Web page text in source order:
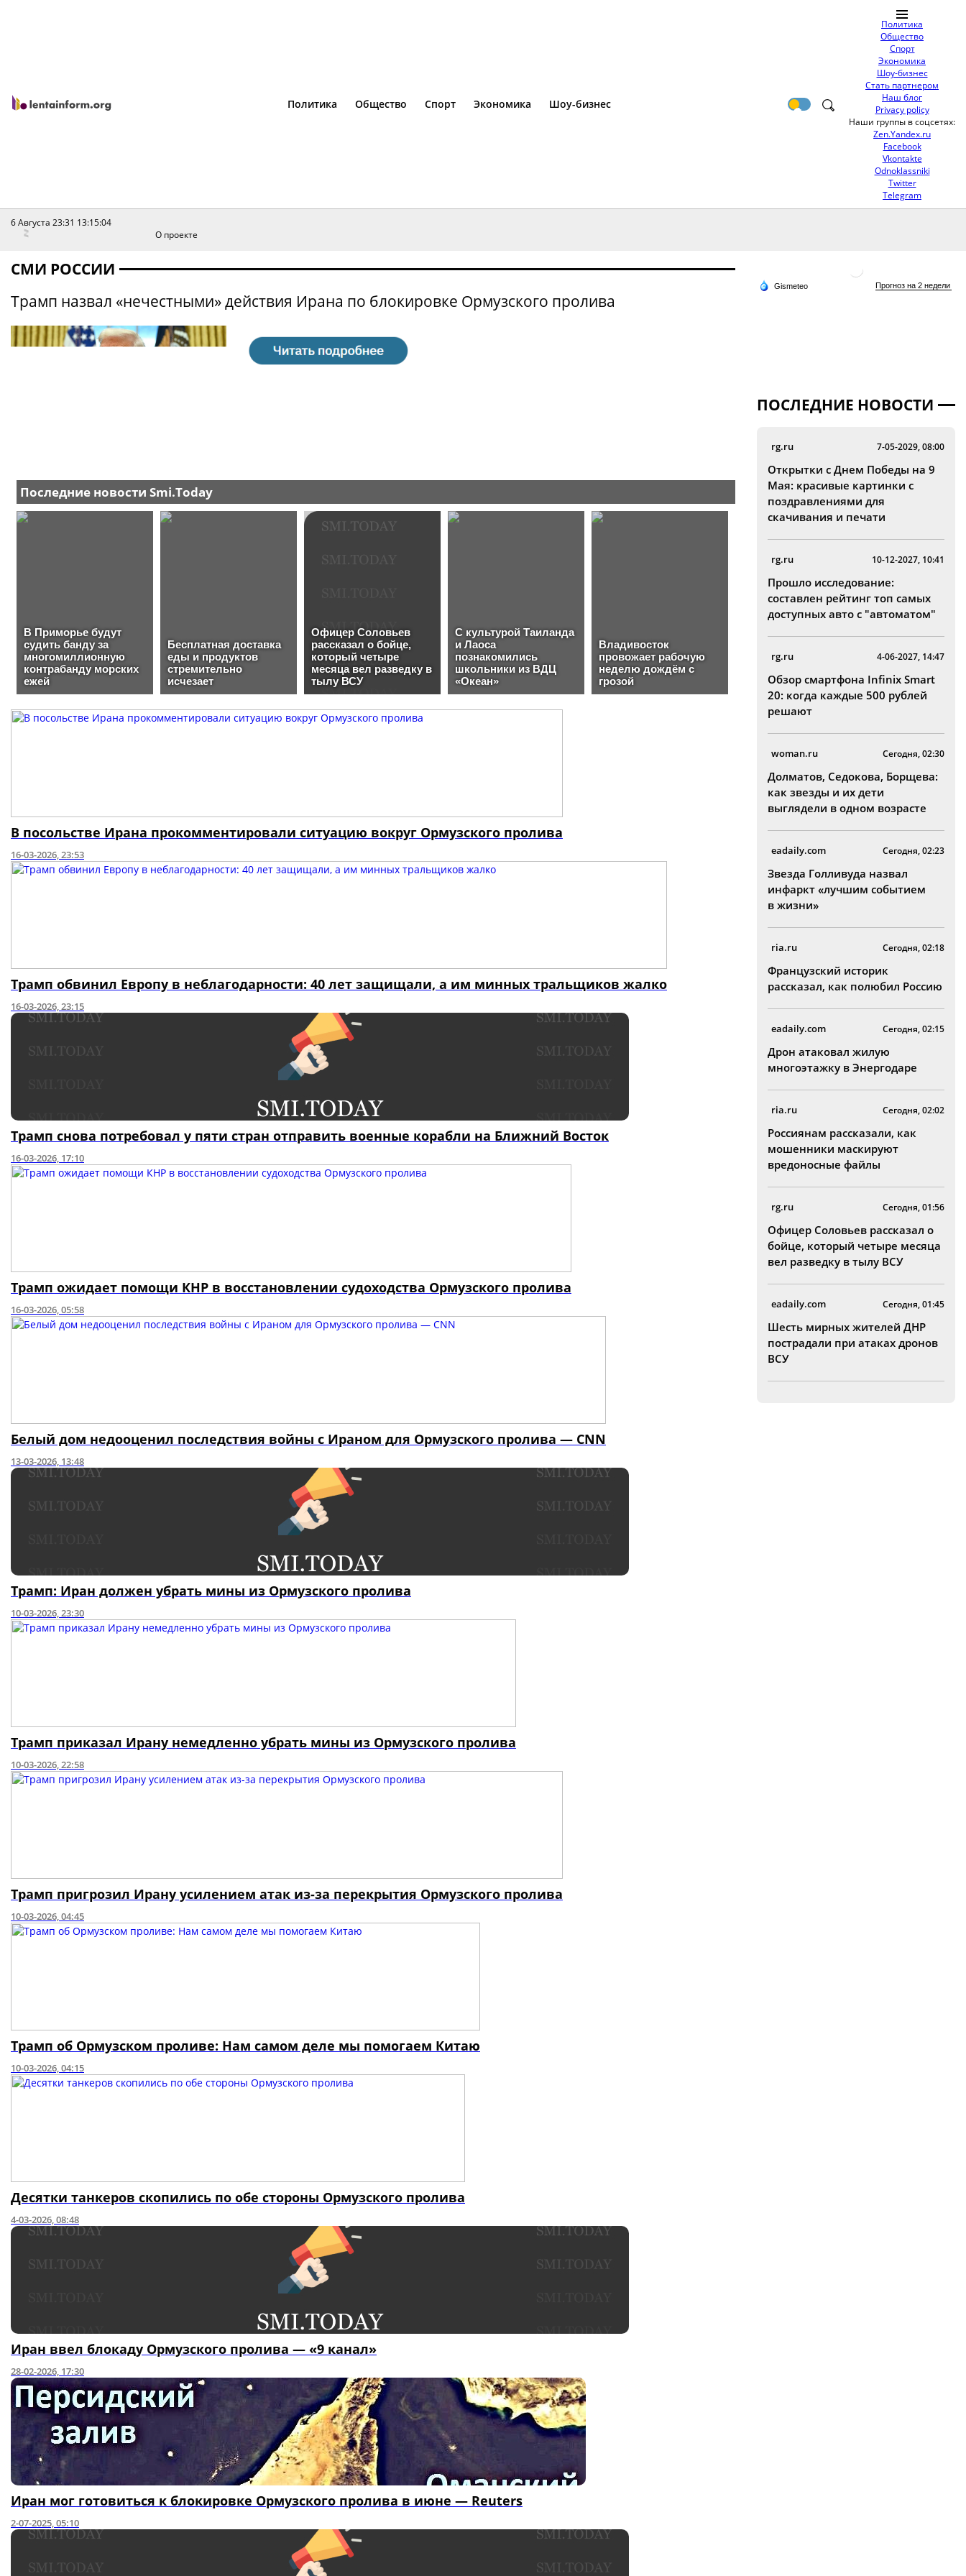
Политика Общество Спорт Экономика Шоу-бизнес
Политика
Общество
Спорт
Экономика
Шоу-бизнес
Стать партнером
Наш блог
Privacy policy
Наши группы в соцсетях:
Zen.Yandex.ru
Facebook
Vkontakte
Odnoklassniki
Twitter
Telegram
6 Августа 23:31 13:15:04
О проекте
СМИ РОССИИ
Трамп назвал «нечестными» действия Ирана по блокировке Ормузского пролива
В посольстве Ирана прокомментировали ситуацию вокруг Ормузского пролива
16-03-2026, 23:53
Трамп обвинил Европу в неблагодарности: 40 лет защищали, а им минных тральщиков жалко
16-03-2026, 23:15
Трамп снова потребовал у пяти стран отправить военные корабли на Ближний Восток
16-03-2026, 17:10
Трамп ожидает помощи КНР в восстановлении судоходства Ормузского пролива
16-03-2026, 05:58
Белый дом недооценил последствия войны с Ираном для Ормузского пролива — CNN
13-03-2026, 13:48
Трамп: Иран должен убрать мины из Ормузского пролива
10-03-2026, 23:30
Трамп приказал Ирану немедленно убрать мины из Ормузского пролива
10-03-2026, 22:58
Трамп пригрозил Ирану усилением атак из-за перекрытия Ормузского пролива
10-03-2026, 04:45
Трамп об Ормузском проливе: Нам самом деле мы помогаем Китаю
10-03-2026, 04:15
Десятки танкеров скопились по обе стороны Ормузского пролива
4-03-2026, 08:48
Иран ввел блокаду Ормузского пролива — «9 канал»
28-02-2026, 17:30
Иран мог готовиться к блокировке Ормузского пролива в июне — Reuters
2-07-2025, 05:10
ПОСЛЕДНИЕ НОВОСТИ
rg.ru 7-05-2029, 08:00
Открытки с Днем Победы на 9
Мая: красивые картинки с
поздравлениями для
скачивания и печати
rg.ru 10-12-2027, 10:41
Прошло исследование:
составлен рейтинг топ самых
доступных авто с "автоматом"
rg.ru 4-06-2027, 14:47
Обзор смартфона Infinix Smart
20: когда каждые 500 рублей
решают
woman.ru Сегодня, 02:30
Долматов, Седокова, Борщева:
как звезды и их дети
выглядели в одном возрасте
eadaily.com Сегодня, 02:23
Звезда Голливуда назвал
инфаркт «лучшим событием
в жизни»
ria.ru Сегодня, 02:18
Французский историк
рассказал, как полюбил Россию
eadaily.com Сегодня, 02:15
Дрон атаковал жилую
многоэтажку в Энергодаре
ria.ru Сегодня, 02:02
Россиянам рассказали, как
мошенники маскируют
вредоносные файлы
rg.ru Сегодня, 01:56
Офицер Соловьев рассказал о
бойце, который четыре месяца
вел разведку в тылу ВСУ
eadaily.com Сегодня, 01:45
Шесть мирных жителей ДНР
пострадали при атаках дронов
ВСУ